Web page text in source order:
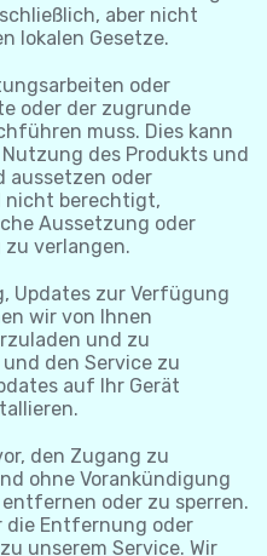
aber nicht
lokalen Gesetze.
oder
oder der zugrunde
muss. Dies kann
des Produkts und
aussetzen oder
nicht berechtigt,
Aussetzung oder
verlangen.
Updates zur Verfügung
wir von Ihnen
und zu
den Service zu
auf Ihr Gerät
den Zugang zu
ohne Vorankündigung
oder zu sperren.
die Entfernung oder
unserem Service. Wir